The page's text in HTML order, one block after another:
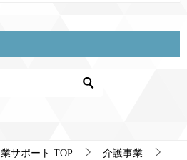
サポート TOP
介護事業